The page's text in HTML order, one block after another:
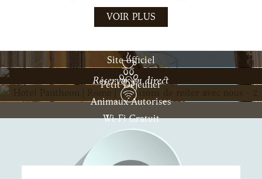
VOIR PLUS
Site officiel
Réserver en direct
Petit Déjeuner
Animaux Autorises
Wi-Fi Gratuit